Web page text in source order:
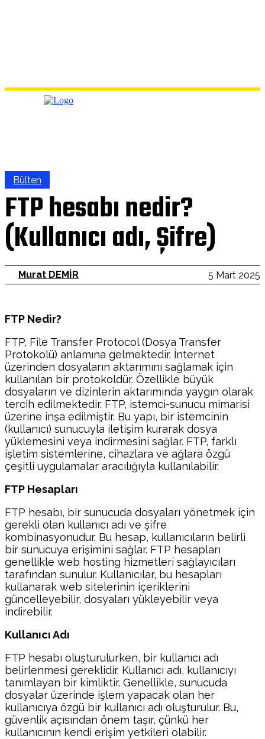
Bülten
FTP hesabı nedir?
(Kullanıcı adı, Şifre)
5 Mart 2025
Murat DEMİR
FTP Nedir?
FTP, File Transfer Protocol (Dosya Transfer
Protokolü) anlamına gelmektedir. İnternet
üzerinden dosyaların aktarımını sağlamak için
kullanılan bir protokoldür. Özellikle büyük
dosyaların ve dizinlerin aktarımında yaygın olarak
tercih edilmektedir. FTP, istemci-sunucu mimarisi
üzerine inşa edilmiştir. Bu yapı, bir istemcinin
(kullanıcı) sunucuyla iletişim kurarak dosya
yüklemesini veya indirmesini sağlar. FTP, farklı
işletim sistemlerine, cihazlara ve ağlara özgü
çeşitli uygulamalar aracılığıyla kullanılabilir.
FTP Hesapları
FTP hesabı, bir sunucuda dosyaları yönetmek için
gerekli olan kullanıcı adı ve şifre
kombinasyonudur. Bu hesap, kullanıcıların belirli
bir sunucuya erişimini sağlar. FTP hesapları
genellikle web hosting hizmetleri sağlayıcıları
tarafından sunulur. Kullanıcılar, bu hesapları
kullanarak web sitelerinin içeriklerini
güncelleyebilir, dosyaları yükleyebilir veya
indirebilir.
Kullanıcı Adı
FTP hesabı oluşturulurken, bir kullanıcı adı
belirlenmesi gereklidir. Kullanıcı adı, kullanıcıyı
tanımlayan bir kimliktir. Genellikle, sunucuda
dosyalar üzerinde işlem yapacak olan her
kullanıcıya özgü bir kullanıcı adı oluşturulur. Bu,
güvenlik açısından önem taşır, çünkü her
kullanıcının kendi erişim yetkileri olabilir.